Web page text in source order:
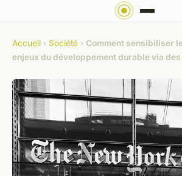
Accueil › Société › Comment sensibiliser
enjeux du développement durable via